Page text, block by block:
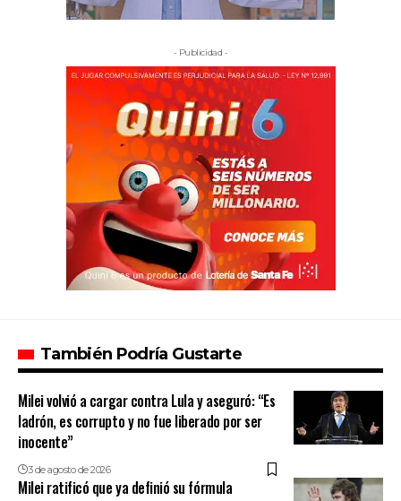
- Publicidad -
También Podría Gustarte
Milei volvió a cargar contra Lula y aseguró: “Es
ladrón, es corrupto y no fue liberado por ser
inocente”
3 de agosto de 2026
Milei ratificó que ya definió su fórmula